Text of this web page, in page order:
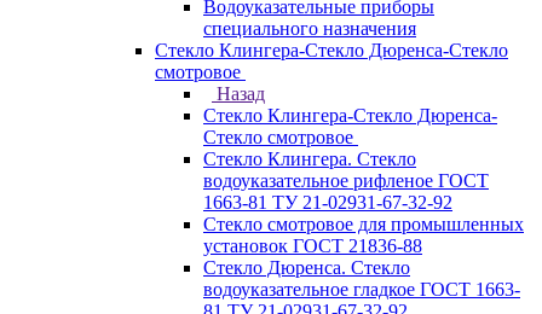
Водоуказательные приборы
специального назначения
Стекло Клингера-Стекло Дюренса-Стекло
смотровое
Назад
Стекло Клингера-Стекло Дюренса-
Стекло смотровое
Стекло Клингера. Стекло
водоуказательное рифленое ГОСТ
1663-81 ТУ 21-02931-67-32-92
Стекло смотровое для промышленных
установок ГОСТ 21836-88
Стекло Дюренса. Стекло
водоуказательное гладкое ГОСТ 1663-